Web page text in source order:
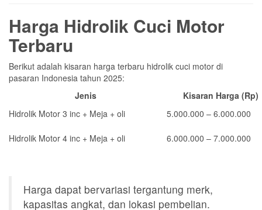
Harga Hidrolik Cuci Motor
Terbaru
Berikut adalah kisaran harga terbaru hidrolik cuci motor di
pasaran Indonesia tahun 2025:
Jenis
Kisaran Harga (Rp)
Hidrolik Motor 3 inc + Meja + oli
5.000.000 – 6.000.000
Hidrolik Motor 4 inc + Meja + oli 6.000.000 – 7.000.000
Harga dapat bervariasi tergantung merk,
kapasitas angkat, dan lokasi pembelian.